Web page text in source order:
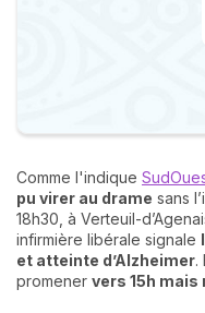
Comme l'indique
pu virer au drame sans
18h30, à Verteuil-
infirmière libérale signale
et atteinte d’Alzheimer.
promener vers 15h mais